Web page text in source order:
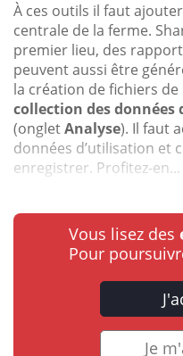
À ces outils il faut
centrale de la ferme.
premier lieu, des
peuvent aussi être
la création de fichiers de
collection des données
(ongletAnalyse). Il faut
données d’utilisation et
enregistrer. Profitez-en...
Vous lisez des
Pour
Je